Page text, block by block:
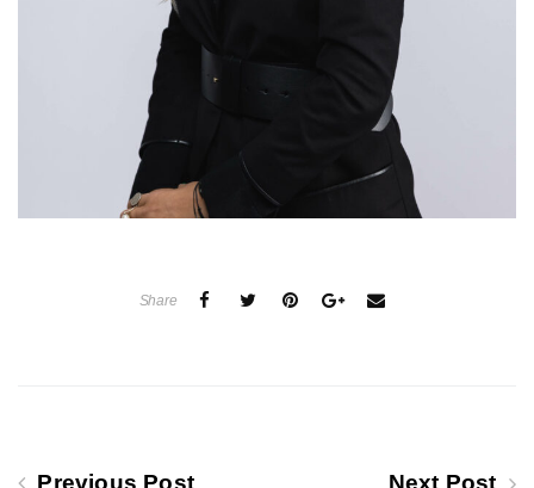
Share
Previous Post Next Post